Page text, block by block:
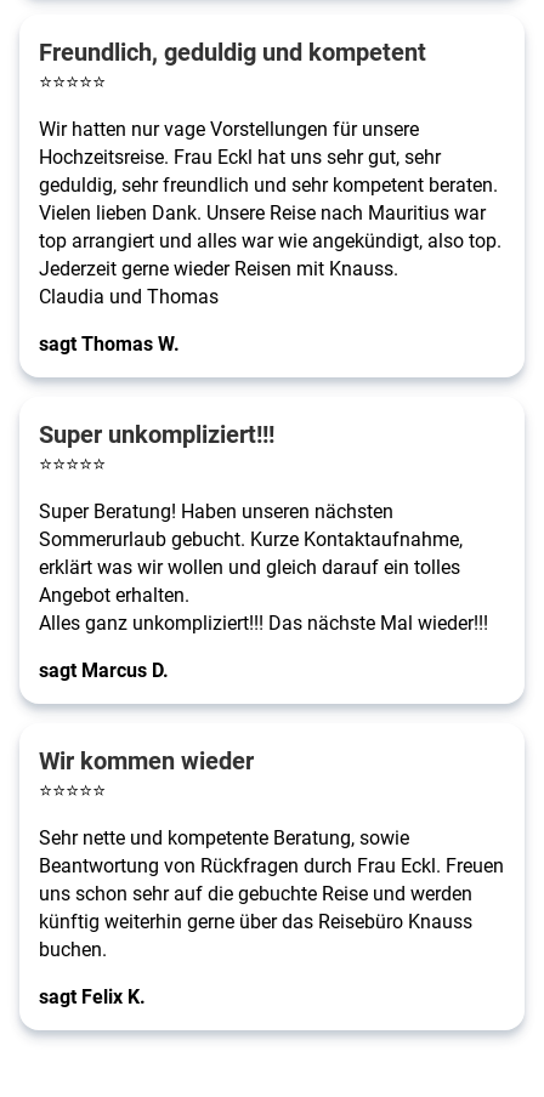
Freundlich, geduldig und kompetent
⭐⭐⭐⭐⭐
Wir hatten nur vage Vorstellungen für unsere
Hochzeitsreise. Frau Eckl hat uns sehr gut, sehr
geduldig, sehr freundlich und sehr kompetent beraten.
Vielen lieben Dank. Unsere Reise nach Mauritius war
top arrangiert und alles war wie angekündigt, also top.
Jederzeit gerne wieder Reisen mit Knauss.
Claudia und Thomas
sagt Thomas W.
Super unkompliziert!!!
⭐⭐⭐⭐⭐
Super Beratung! Haben unseren nächsten
Sommerurlaub gebucht. Kurze Kontaktaufnahme,
erklärt was wir wollen und gleich darauf ein tolles
Angebot erhalten.
Alles ganz unkompliziert!!! Das nächste Mal wieder!!!
sagt Marcus D.
Wir kommen wieder
⭐⭐⭐⭐⭐
Sehr nette und kompetente Beratung, sowie
Beantwortung von Rückfragen durch Frau Eckl. Freuen
uns schon sehr auf die gebuchte Reise und werden
künftig weiterhin gerne über das Reisebüro Knauss
buchen.
sagt Felix K.